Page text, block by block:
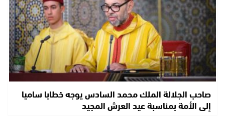
صاحب الجلالة الملك محمد السادس يوجه خطابا ساميا
إلى الأمة بمناسبة عيد العرش المجيد